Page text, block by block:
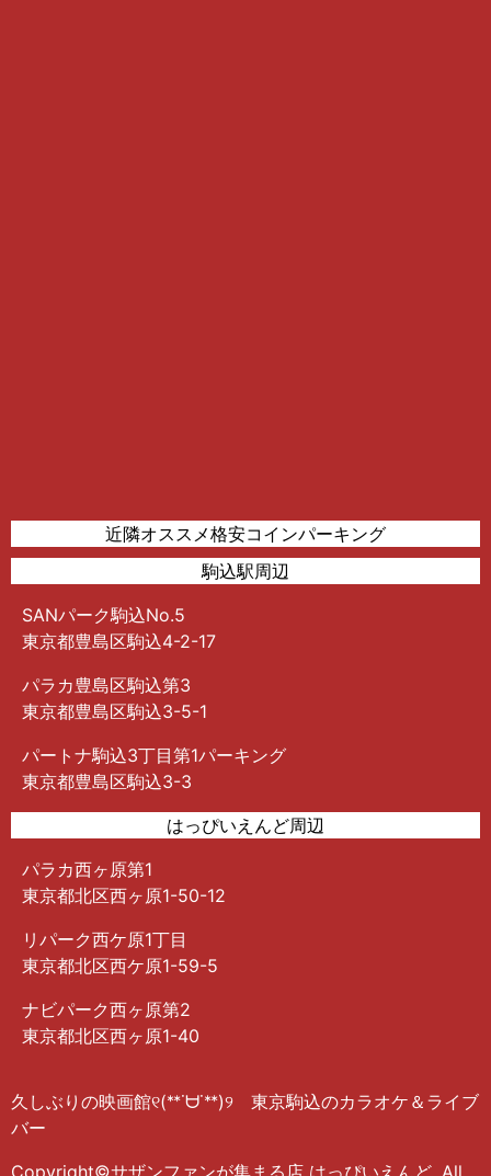
近隣オススメ格安コインパーキング
駒込駅周辺
SANパーク駒込No.5
東京都豊島区駒込4-2-17
パラカ豊島区駒込第3
東京都豊島区駒込3-5-1
パートナ駒込3丁目第1パーキング
東京都豊島区駒込3-3
はっぴいえんど周辺
パラカ西ヶ原第1
東京都北区西ヶ原1-50-12
リパーク西ケ原1丁目
東京都北区西ケ原1-59-5
ナビパーク西ヶ原第2
東京都北区西ヶ原1-40
久しぶりの映画館୧(ᕯ˙ᗨ˙ᕯ)୨ 東京駒込のカラオケ＆ライブ
バー
Copyright©サザンファンが集まる店 はっぴいえんど, All